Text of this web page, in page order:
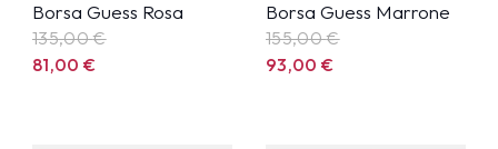
Borsa Guess Rosa
135,00€
81,00€
Borsa Guess Marrone
155,00€
93,00€